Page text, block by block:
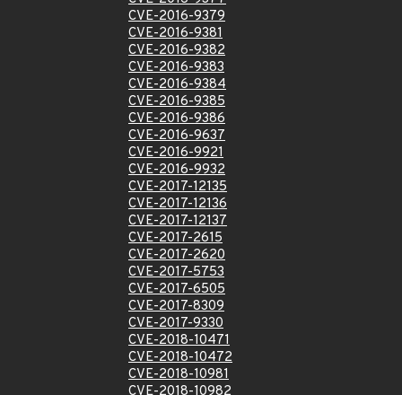
CVE-2016-9379
CVE-2016-9381
CVE-2016-9382
CVE-2016-9383
CVE-2016-9384
CVE-2016-9385
CVE-2016-9386
CVE-2016-9637
CVE-2016-9921
CVE-2016-9932
CVE-2017-12135
CVE-2017-12136
CVE-2017-12137
CVE-2017-2615
CVE-2017-2620
CVE-2017-5753
CVE-2017-6505
CVE-2017-8309
CVE-2017-9330
CVE-2018-10471
CVE-2018-10472
CVE-2018-10981